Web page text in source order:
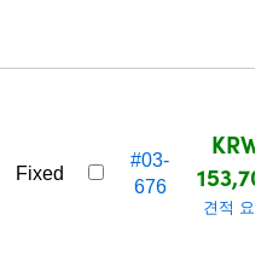
Fixed
#03-
676
KRW
견적 요청